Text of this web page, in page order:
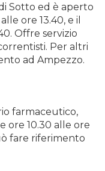
della
“del
eseguite
prima di partire
della strada.
Sotto ed è aperto
ore 13.40, e il
Offre servizio
Per altri
ad Ampezzo.
farmaceutico,
ore 10.30 alle ore
fare riferimento